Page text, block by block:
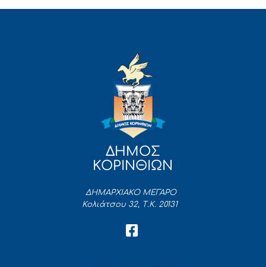
ΔΗΜΟΣ
ΚΟΡΙΝΘΙΩΝ
ΔΗΜΑΡΧΙΑΚΟ ΜΕΓΑΡΟ
Κολιάτσου 32, Τ.Κ. 20131